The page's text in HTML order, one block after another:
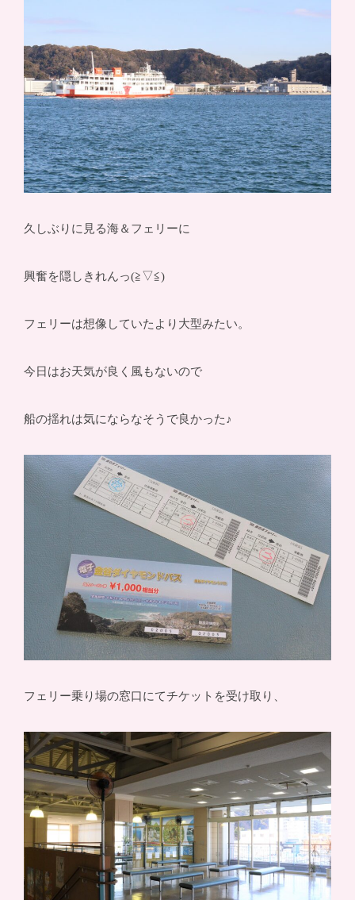
久しぶりに見る海＆フェリーに
興奮を隠しきれんっ(≧▽≦)
フェリーは想像していたより大型みたい。
今日はお天気が良く風もないので
船の揺れは気にならなそうで良かった♪
フェリー乗り場の窓口にてチケットを受け取り、